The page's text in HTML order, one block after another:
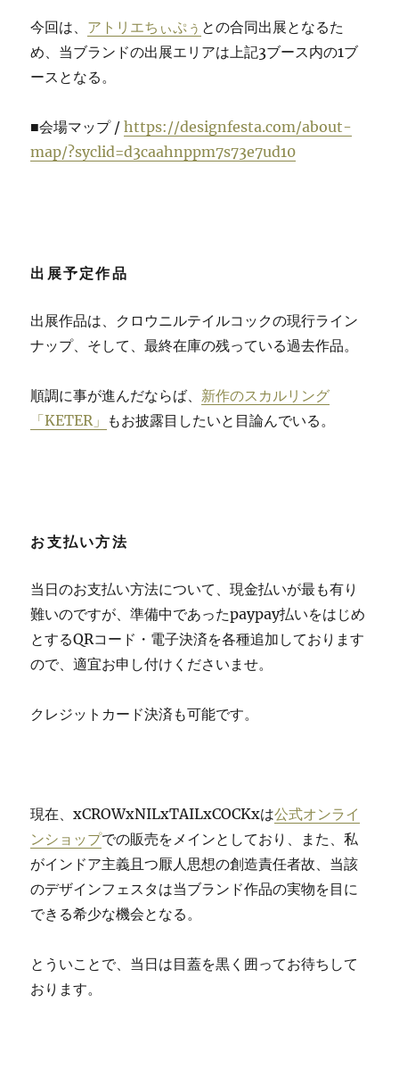
今回は、 アトリエちぃぷぅ との合同出展となるた
め、当ブランドの出展エリアは上記3ブース内の1ブ
ースとなる。
■会場マップ /https://designfesta.com/about-
map/?syclid=d3caahnppm7s73e7ud10
出展予定作品
出展作品は、クロウニルテイルコックの現行ライン
ナップ、そして、最終在庫の残っている過去作品。
順調に事が進んだならば、 新作のスカルリング
「KETER」 もお披露目したいと目論んでいる。
お支払い方法
当日のお支払い方法について、現金払いが最も有り
難いのですが、準備中であったpaypay払いをはじめ
とするQRコード・電子決済を各種追加しております
ので、適宜お申し付けくださいませ。
クレジットカード決済も可能です。
現在、xCROWxNILxTAILxCOCKxは公式オンライ
ンショップでの販売をメインとしており、また、私
がインドア主義且つ厭人思想の創造責任者故、当該
のデザインフェスタは当ブランド作品の実物を目に
できる希少な機会となる。
とういことで、当日は目蓋を黒く囲ってお待ちして
おります。